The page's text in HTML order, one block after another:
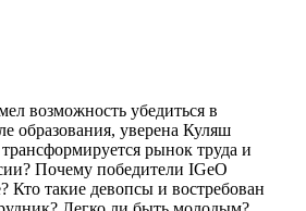
возможность убедиться в
образования, уверена Куляш
рынок труда и
Почему победители IGeO
Кто такие девопсы и востребован